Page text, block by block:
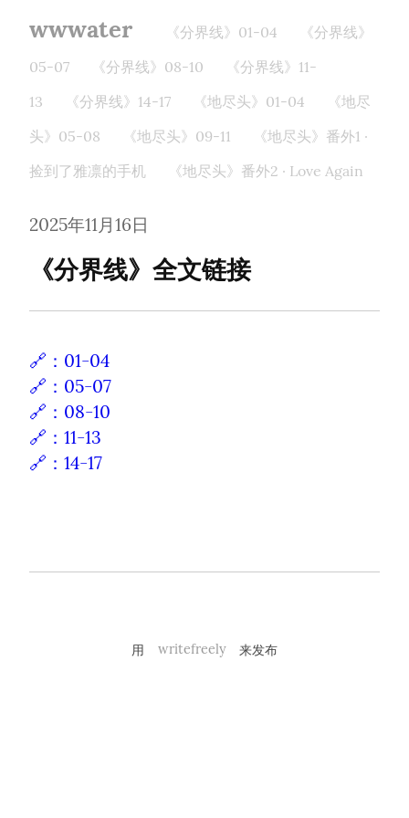
wwwater 《分界线》01-04
《分界线》
05-07
《分界线》08-10
《分界线》11-
13
《分界线》14-17 《地尽头》01-04
《地尽
头》05-08
《地尽头》09-11
《地尽头》番外1 ·
捡到了雅凛的手机
《地尽头》番外2 · Love Again
2025年11月16日
《分界线》全文链接
🔗：01-04
🔗：05-07
🔗：08-10
🔗：11-13
🔗：14-17
用 writefreely 来发布